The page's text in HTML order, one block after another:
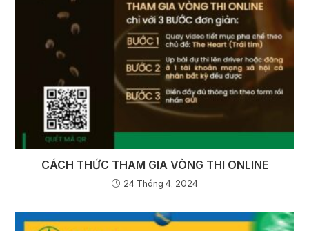
CÁCH THỨC THAM GIA VÒNG THI ONLINE
24 Tháng 4, 2024